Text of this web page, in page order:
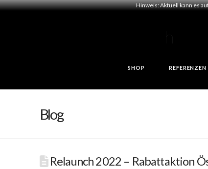
Hinweis: Aktuell kann es
SHOP REFERENZEN
Blog
Relaunch 2022 – Rabattaktion